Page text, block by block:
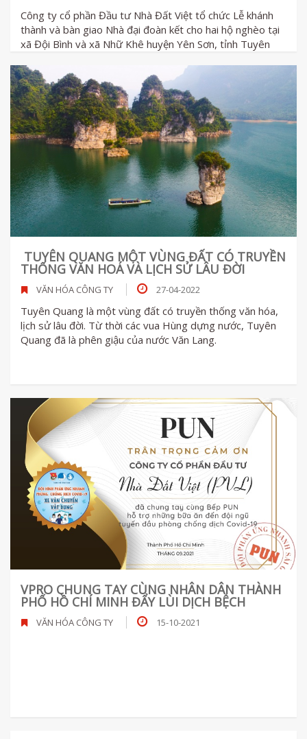
Công ty cổ phần Đầu tư Nhà Đất Việt tổ chức Lễ khánh
thành và bàn giao Nhà đại đoàn kết cho hai hộ nghèo tại
xã Đội Bình và xã Nhữ Khê huyện Yên Sơn, tỉnh Tuyên
TUYÊN QUANG MỘT VÙNG ĐẤT CÓ TRUYỀN
THỐNG VĂN HOÁ VÀ LỊCH SỬ LÂU ĐỜI
VĂN HÓA CÔNG TY 27-04-2022
Tuyên Quang là một vùng đất có truyền thống văn hóa,
lịch sử lâu đời. Từ thời các vua Hùng dựng nước, Tuyên
Quang đã là phên giậu của nước Văn Lang.
VPRO CHUNG TAY CÙNG NHÂN DÂN THÀNH
PHỐ HỒ CHÍ MINH ĐẨY LÙI DỊCH BỆCH
VĂN HÓA CÔNG TY 15-10-2021